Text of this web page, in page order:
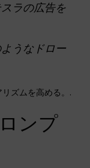
ラの広告を
うなドロー
ズムを高める。.
ンプ